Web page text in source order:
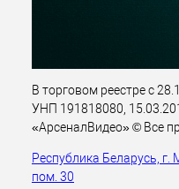
В торговом реестре с
УНП 191818080,
«АрсеналВидео» © Все
Республика Беларусь, г.
пом. 30